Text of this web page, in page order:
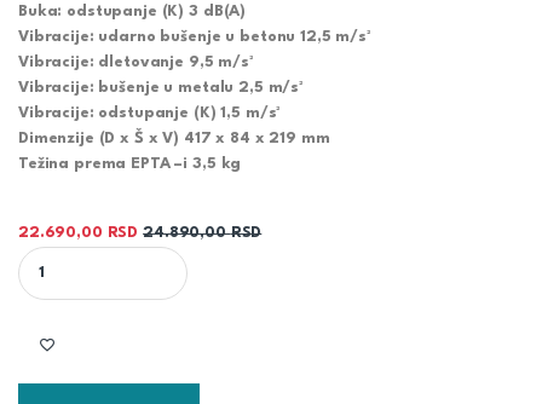
Buka: odstupanje (K) 3 dB(A)
Vibracije: udarno bušenje u betonu 12,5 m/s²
Vibracije: dletovanje 9,5 m/s²
Vibracije: bušenje u metalu 2,5 m/s²
Vibracije: odstupanje (K) 1,5 m/s²
Dimenzije (D x Š x V) 417 x 84 x 219 mm
Težina prema EPTA –i 3,5 kg
22.690,00 RSD 24.890,00RSD
MAKITA AKUMULATORSKA BUŠILICA/ČEKIĆ DHR241Z quantity